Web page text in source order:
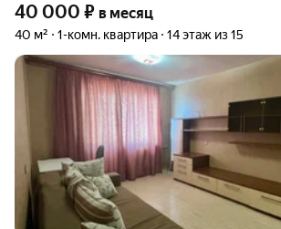
40 000 ₽ в месяц
40 м² 1-комн. квартира 14 этаж из 15